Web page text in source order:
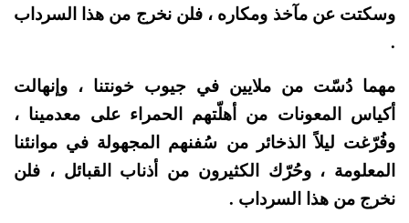
وسكتت عن مآخذ ومكاره ، فلن نخرج من هذا السرداب
.
مهما دُسّت من ملايين في جيوب خونتنا ، وإنهالت
أكياس المعونات من أهلّتهم الحمراء على معدمينا ،
وفُرّغت ليلاً الذخائر من سُفنهم المجهولة في موانئنا
المعلومة ، وحُرّك الكثيرون من أذناب القبائل ، فلن
نخرج من هذا السرداب .